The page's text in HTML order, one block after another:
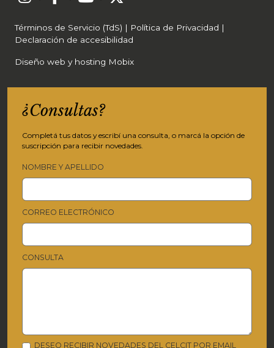
Términos de Servicio (TdS) | Política de Privacidad |
Declaración de accesibilidad
Diseño web y hosting Mobix
¿Consultas?
Completá tus datos y escribí una consulta, o marcá la opción de
suscripción para recibir novedades.
NOMBRE Y APELLIDO
CORREO ELECTRÓNICO
CONSULTA
DESEO RECIBIR NOVEDADES DEL CELCIT POR EMAIL